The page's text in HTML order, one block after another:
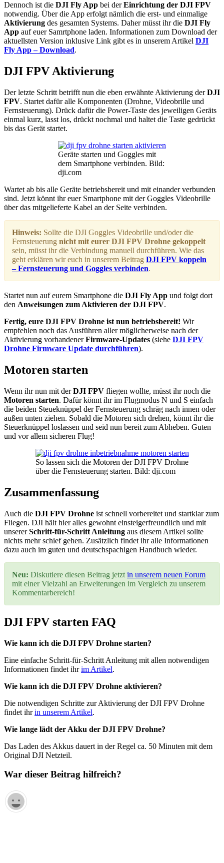
Dennoch ist die DJI Fly App bei derEinrichtung der DJI FPV
notwendig. Über die App erfolgt nämlich die erst- und einmalige
Aktivierung des gesamten Systems. Daher müsst ihr die DJI Fly
App auf euer Samrtphone laden. Informationen zum Download der
aktuellsten Version inklusive Link gibt es in unserem Artikel DJI
Fly App – Download.
DJI FPV Aktivierung
Der letzte Schritt betrifft nun die eben erwähnte Aktivierung derDJI
FPV. Startet dafür alle Komponenten (Drohne, Videobrille und
Fernsteuerung). Drück dafür die Power-Taste des jeweiligen Geräts
einmal kurz, lasst los, drückt nochmal und haltet die Taste gedrückt
bis das Gerät startet.
Geräte starten und Goggles mit
dem Smartphone verbinden. Bild:
dji.com
Wartet ab bis alle Geräte betriebsbereit und mit einander verbunden
sind. Jetzt könnt ihr euer Smartphone mit der Goggles Videobrille
über das mitgelieferte Kabel an der Seite verbinden.
Hinweis: Sollte die DJI Goggles Videobrille und/oder die
Fernsteuerung nicht mit eurer DJI FPV Drohne gekoppelt
sein, müsst ihr die Verbindung manuell durchführen. Wie das
geht erklären wir euch in unserem Beitrag DJI FPV koppeln
– Fernsteuerung und Goggles verbinden.
Startet nun auf eurem Smartphone die DJI Fly App und folgt dort
den Anweisungen zum Aktivieren der DJI FPV.
Fertig, eure DJI FPV Drohne ist nun betriebsbereit! Wir
empfehlen noch das Ausführen aller möglicherweise nach der
Aktivierung vorhandenerFirmware-Updates (siehe DJI FPV
Drohne Firmware Update durchführen).
Motoren starten
Wenn ihr nun mit derDJI FPV fliegen wollte, müsst ihr noch die
Motoren starten. Dafür könnt ihr im Flugmodus N und S einfach
die beiden Steueknüppel der Fernsteuerung schräg nach innen oder
außen unten ziehen. Sobald die Motoren sich drehen, könnt ihr die
Steuerknüppel loslassen und seid nun bereit zum Abheben. Guten
und vor allem sicheren Flug!
So lassen sich die Motoren der DJI FPV Drohne
über die Fernsteuerung starten. Bild: dji.com
Zusammenfassung
Auch die DJI FPV Drohne ist schnell vorbereitet und startklar zum
Fliegen. DJI hält hier alles gewohnt einsteigerfreundlich und mit
unsererSchritt-für-Schritt Anleitung aus diesem Artikel sollte
nichts mehr schief gehen. Zusätzlich findet ihr alle Informationen
dazu auch im guten und deutschspachigen Handbuch wieder.
Neu: Diskutiere diesen Beitrag jetzt in unserem neuen Forum
mit einer Vielzahl an Erweiterungen im Vergleich zu unserem
Kommentarbereich!
DJI FPV starten FAQ
Wie kann ich die DJI FPV Drohne starten?
Eine einfache Schritt-für-Schritt Anleitung mit allen notwendigen
Informationen findet ihrim Artikel.
Wie kann ich die DJI FPV Drohne aktivieren?
Die notwendigen Schritte zur Aktivierung der DJI FPV Drohne
findet ihrin unserem Artikel.
Wie lange lädt der Akku der DJI FPV Drohne?
Das Laden des Akkus dauert in der Regel ca. 50 Minuten mit dem
Original DJI Netzteil.
War dieser Beitrag hilfreich?